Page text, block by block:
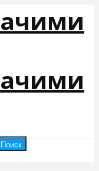
Поиск
Поиск